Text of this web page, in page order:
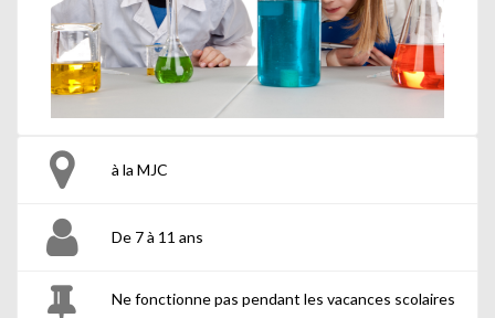
à la MJC
De 7 à 11 ans
Ne fonctionne pas pendant les vacances scolaires